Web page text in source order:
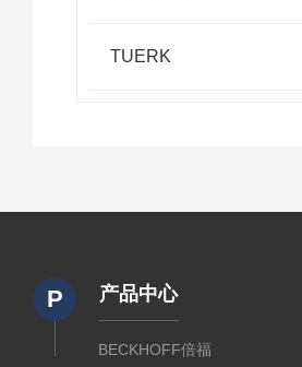
TUERK
P 产品中心
BECKHOFF倍福